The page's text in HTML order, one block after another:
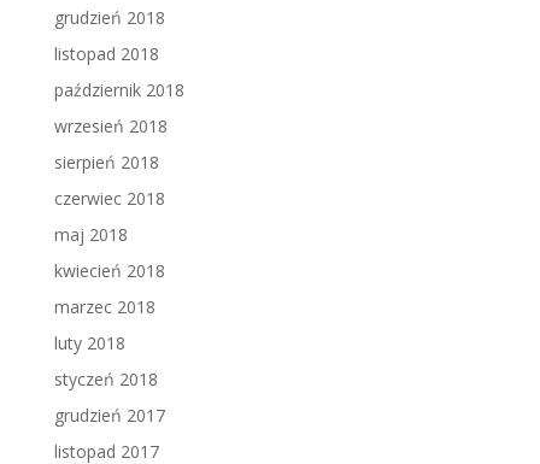
grudzień 2018
listopad 2018
październik 2018
wrzesień 2018
sierpień 2018
czerwiec 2018
maj 2018
kwiecień 2018
marzec 2018
luty 2018
styczeń 2018
grudzień 2017
listopad 2017